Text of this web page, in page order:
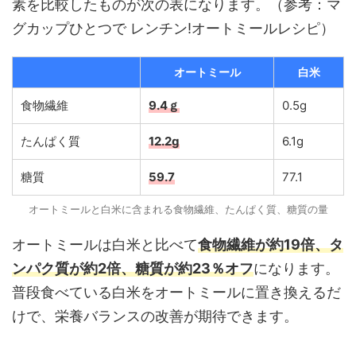
素を比較したものが次の表になります。（参考：マ
グカップひとつで レンチン!オートミールレシピ）
オートミール 白米
食物繊維 9.4ｇ 0.5g
たんぱく質 12.2g 6.1g
糖質 59.7 77.1
オートミールと白米に含まれる食物繊維、たんぱく質、糖質の量
オートミールは白米と比べて食物繊維が約19倍、タ
ンパク質が約2倍、糖質が約23％オフになります。
普段食べている白米をオートミールに置き換えるだ
けで、栄養バランスの改善が期待できます。